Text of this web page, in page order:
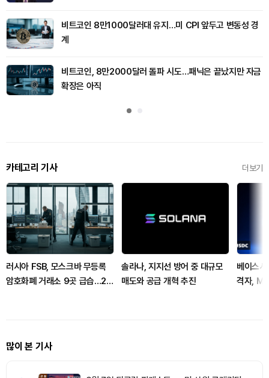
비트코인 8만1000달러대 유지…미 CPI 앞두고 변동성 경
계
비트코인, 8만2000달러 돌파 시도…패닉은 끝났지만 자금
확장은 아직
카테고리 기사 더보기
러시아 FSB, 모스크바 무등록
암호화폐 거래소 9곳 급습…20
솔라나, 지지선 방어 중 대규모
매도와 공급 개혁 추진
베이스
격자,
많이 본 기사